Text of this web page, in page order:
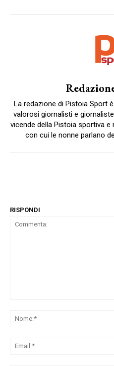
La redazione di Pistoia Sport
valorosi giornalisti e
vicende della Pistoia sportiva
con cui le nonne parlano
RISPONDI